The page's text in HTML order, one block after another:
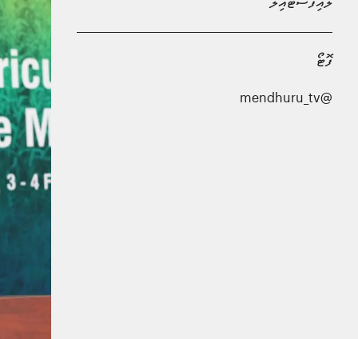
ފޮޓޯ
@mendhuru_tv